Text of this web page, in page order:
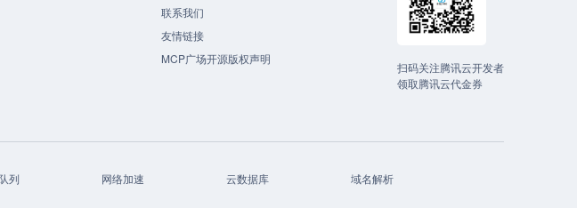
联系我们
友情链接
MCP广场开源版权声明
扫码关注腾讯云开发者
领取腾讯云代金券
列 网络加速 云数据库
域名解析